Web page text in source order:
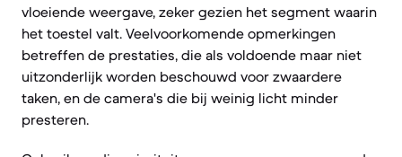
vloeiende weergave, zeker gezien het segment waarin
het toestel valt. Veelvoorkomende opmerkingen
betreffen de prestaties, die als voldoende maar niet
uitzonderlijk worden beschouwd voor zwaardere
taken, en de camera's die bij weinig licht minder
presteren.